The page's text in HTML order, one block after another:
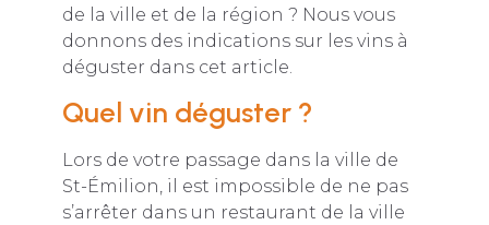
de la ville et de la région ? Nous vous
donnons des indications sur les vins à
déguster dans cet article.
Quel vin déguster ?
Lors de votre passage dans la ville de
St-Émilion, il est impossible de ne pas
s’arrêter dans un restaurant de la ville